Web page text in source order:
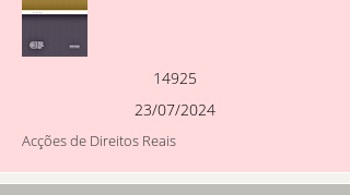
14925
23/07/2024
Acções de Direitos Reais